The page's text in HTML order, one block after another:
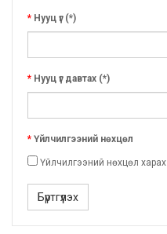
Нууц үг (*)
Нууц үг давтах (*)
Үйлчилгээний нөхцөл
Үйлчилгээний нөхцөл харах